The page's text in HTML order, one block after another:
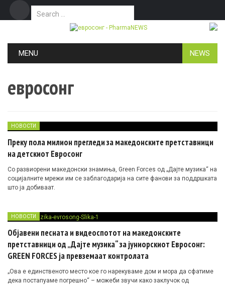
Search for:
MENU NEWS
евросонг
НОВОСТИ
Преку пола милион прегледи за македонските претставници
на детскиот Евросонг
Со развиорени македонски знамиња, Green Forces од „Дајте музика“ на
социјалните мрежи им се заблагодарија на сите фанови за поддршката
што ја добиваат.
НОВОСТИ
Објавени песната и видеоспотот на македонските
претставници од „Дајте музика“ за јуниорскиот Евросонг:
GREEN FORCES ја превземаат контролата
„Ова е единственото место кое го нарекуваме дом и мора да сфатиме
дека постапуаме погрешно“ – можеби звучи како заклучок од